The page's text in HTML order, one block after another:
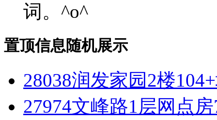
词。^o^
置顶信息随机展示
28038润发家园2楼
27974文峰路1层网点